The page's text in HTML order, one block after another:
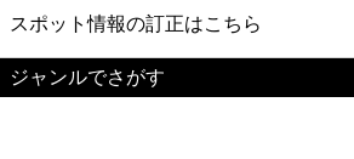
スポット情報の訂正はこちら
ジャンルでさがす